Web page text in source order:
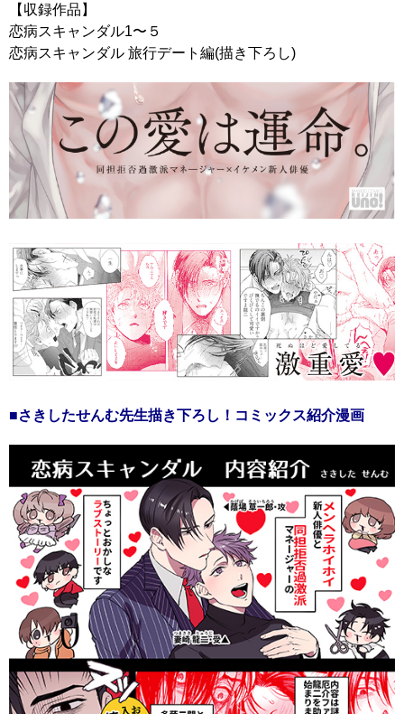
【収録作品】
恋病スキャンダル1〜５
恋病スキャンダル 旅行デート編(描き下ろし)
■さきしたせんむ先生描き下ろし！コミックス紹介漫画